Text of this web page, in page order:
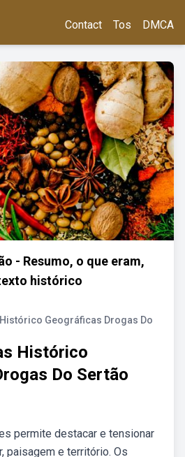
Contact Tos DMCA
- Resumo, o que eram,
histórico
Geográficas Drogas Do
Histórico
Do Sertão
permite destacar e tensionar
paisagem e território. Os